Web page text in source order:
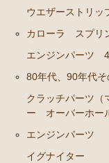
ウエザーストリッ
カローラ スプリ
エンジンパーツ
80年代、90年代そ
クラッチパーツ
ー オーバーホー
エンジンパーツ
イグナイター